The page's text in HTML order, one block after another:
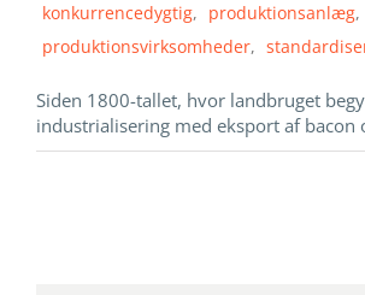
konkurrencedygtig, produktionsanlæg,
produktionsvirksomheder,
Siden 1800-tallet, hvor landbruget
industrialisering med eksport af bacon